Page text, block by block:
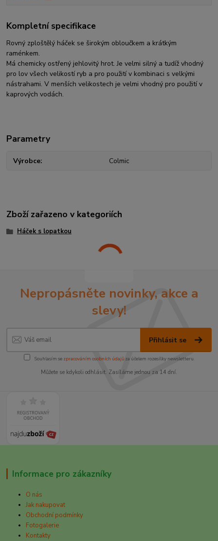
Kompletní specifikace
Rovný zploštělý háček se širokým obloučkem a krátkým
raménkem.
Má chemicky ostřený jehlovitý hrot. Je velmi silný a tudíž vhodný
pro lov všech velikostí ryb a pro použití v kombinaci s velkými
nástrahami. V menších velikostech je velmi vhodný pro použití v
kaprových vodách.
Parametry
Výrobce Colmic
Zboží zařazeno v kategoriích
Háček s lopatkou
Nepropásněte novinky, akce a
slevy!
Přihlásit se
Souhlasím se zpracováním osobních údajůza účelem rozesílky newsletteru.
Můžete se kdykoli odhlásit. Zasíláme jednou za 14 dní.
Informace pro zákazníky
O nás
Jak nakupovat
Obchodní podmínky
Fotogalerie
Kontakty